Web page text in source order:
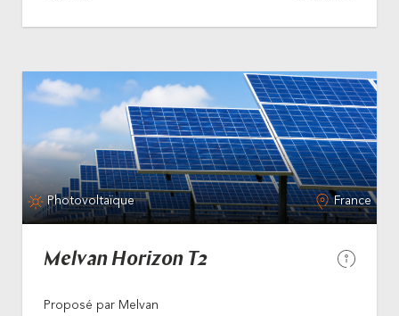
Photovoltaïque France
Melvan Horizon T2
Proposé par Melvan